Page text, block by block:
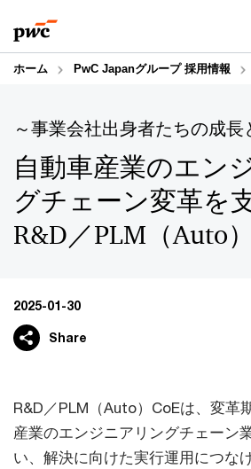
to
content
to
footer
ホーム PwC Japanグループ 採用情報
～事業会社出身者たちの成長
自動車産業のエン
グチェーン変革を
R&D／PLM（Auto
2025-01-30
Share
R&D／PLM（Auto）CoEは、変革
産業のエンジニアリングチェーン
い、解決に向けた実行運用につな